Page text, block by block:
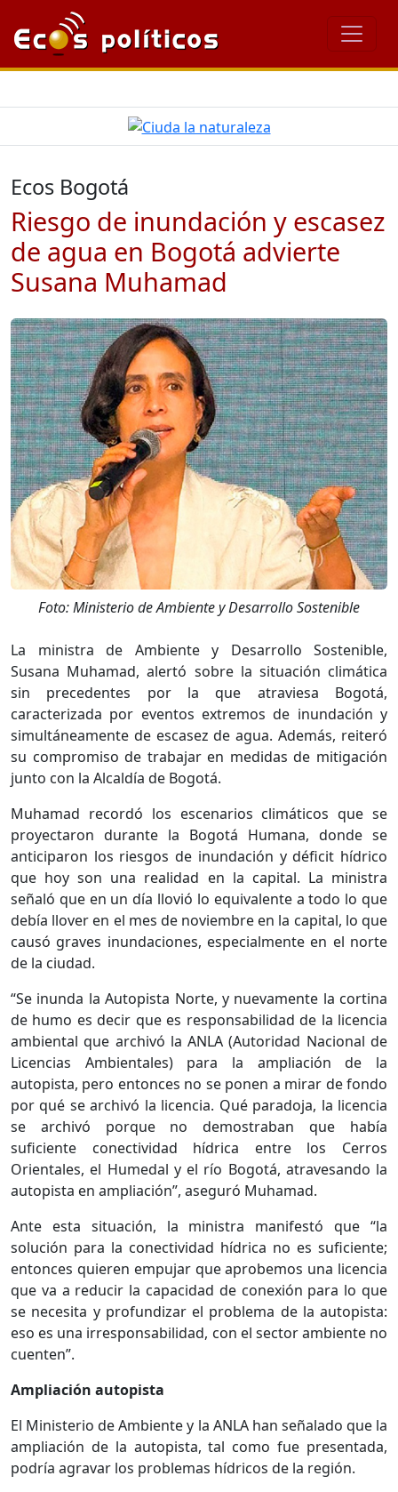
Ecos Bogotá
Riesgo de inundación y escasez
de agua en Bogotá advierte
Susana Muhamad
Foto: Ministerio de Ambiente y Desarrollo Sostenible
La ministra de Ambiente y Desarrollo Sostenible,
Susana Muhamad, alertó sobre la situación climática
sin precedentes por la que atraviesa Bogotá,
caracterizada por eventos extremos de inundación y
simultáneamente de escasez de agua. Además, reiteró
su compromiso de trabajar en medidas de mitigación
junto con la Alcaldía de Bogotá.
Muhamad recordó los escenarios climáticos que se
proyectaron durante la Bogotá Humana, donde se
anticiparon los riesgos de inundación y déficit hídrico
que hoy son una realidad en la capital. La ministra
señaló que en un día llovió lo equivalente a todo lo que
debía llover en el mes de noviembre en la capital, lo que
causó graves inundaciones, especialmente en el norte
de la ciudad.
“Se inunda la Autopista Norte, y nuevamente la cortina
de humo es decir que es responsabilidad de la licencia
ambiental que archivó la ANLA (Autoridad Nacional de
Licencias Ambientales) para la ampliación de la
autopista, pero entonces no se ponen a mirar de fondo
por qué se archivó la licencia. Qué paradoja, la licencia
se archivó porque no demostraban que había
suficiente conectividad hídrica entre los Cerros
Orientales, el Humedal y el río Bogotá, atravesando la
autopista en ampliación”, aseguró Muhamad.​
Ante esta situación, la ministra manifestó que “la
solución para la conectividad hídrica no es suficiente;
entonces quieren empujar que aprobemos una licencia
que va a reducir la capacidad de conexión para lo que
se necesita y profundizar el problema de la autopista:
eso es una irresponsabilidad, con el sector ambiente no
cuenten”.
Ampliación autopista
El Ministerio de Ambiente y la ANLA han señalado que la
ampliación de la autopista, tal como fue presentada,
podría agravar los problemas hídricos de la región.